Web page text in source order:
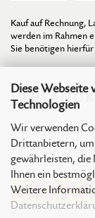
Diese Webseite
Technologien
Wir verwenden
Drittanbietern,
gewährleisten, die
Ihnen ein
Weitere
Kauf auf Rechnung,
werden im Rahmen
Sie benötigen hierfür
Wir liefern
75,00 EUR